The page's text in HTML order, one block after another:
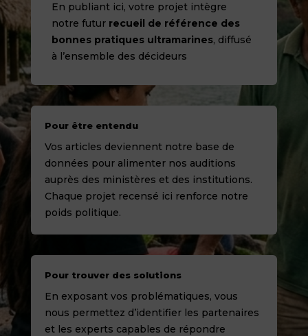
En publiant ici, votre projet intègre
notre futur recueil de référence des
bonnes pratiques ultramarines, diffusé
à l’ensemble des décideurs
Pour être entendu
Vos articles deviennent notre base de
données pour alimenter nos auditions
auprès des ministères et des institutions.
Chaque projet recensé ici renforce notre
poids politique.
Pour trouver des solutions
En exposant vos problématiques, vous
nous permettez d’identifier les partenaires
et les experts capables de répondre